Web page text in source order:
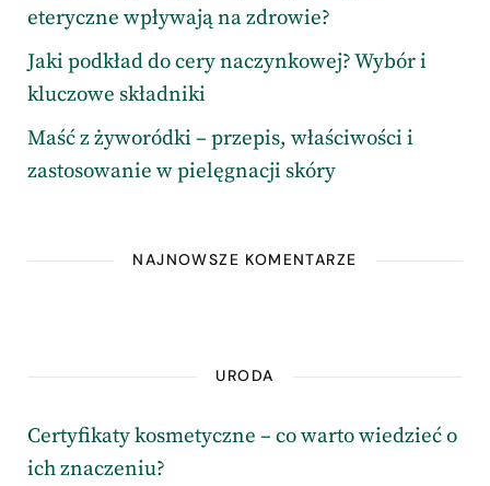
eteryczne wpływają na zdrowie?
Jaki podkład do cery naczynkowej? Wybór i
kluczowe składniki
Maść z żyworódki – przepis, właściwości i
zastosowanie w pielęgnacji skóry
NAJNOWSZE KOMENTARZE
URODA
Certyfikaty kosmetyczne – co warto wiedzieć o
ich znaczeniu?